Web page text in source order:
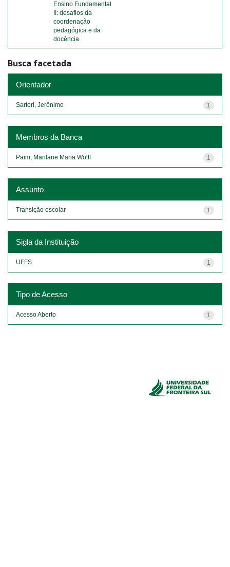
Ensino Fundamental
II: desafios da
coordenação
pedagógica e da
docência
Busca facetada
Orientador
1
Sartori, Jerônimo
Membros da Banca
1
Paim, Marilane Maria Wolff
Assunto
1
Transição escolar
Sigla da Instituição
1
UFFS
Tipo de Acesso
1
Acesso Aberto